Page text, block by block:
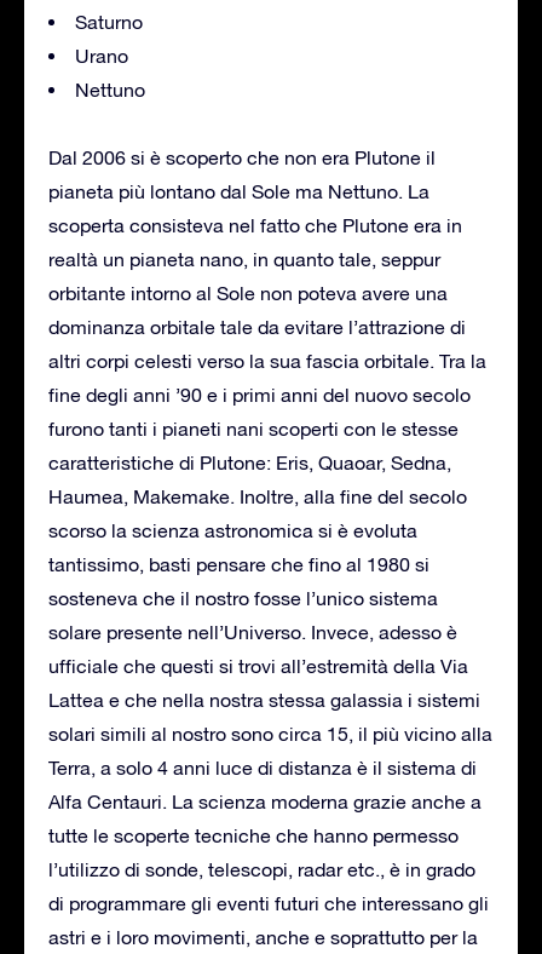
Saturno
Urano
Nettuno
Dal 2006 si è scoperto che non era Plutone il
pianeta più lontano dal Sole ma Nettuno. La
scoperta consisteva nel fatto che Plutone era in
realtà un pianeta nano, in quanto tale, seppur
orbitante intorno al Sole non poteva avere una
dominanza orbitale tale da evitare l’attrazione di
altri corpi celesti verso la sua fascia orbitale. Tra la
fine degli anni ’90 e i primi anni del nuovo secolo
furono tanti i pianeti nani scoperti con le stesse
caratteristiche di Plutone: Eris, Quaoar, Sedna,
Haumea, Makemake. Inoltre, alla fine del secolo
scorso la scienza astronomica si è evoluta
tantissimo, basti pensare che fino al 1980 si
sosteneva che il nostro fosse l’unico sistema
solare presente nell’Universo. Invece, adesso è
ufficiale che questi si trovi all’estremità della Via
Lattea e che nella nostra stessa galassia i sistemi
solari simili al nostro sono circa 15, il più vicino alla
Terra, a solo 4 anni luce di distanza è il sistema di
Alfa Centauri. La scienza moderna grazie anche a
tutte le scoperte tecniche che hanno permesso
l’utilizzo di sonde, telescopi, radar etc., è in grado
di programmare gli eventi futuri che interessano gli
astri e i loro movimenti, anche e soprattutto per la